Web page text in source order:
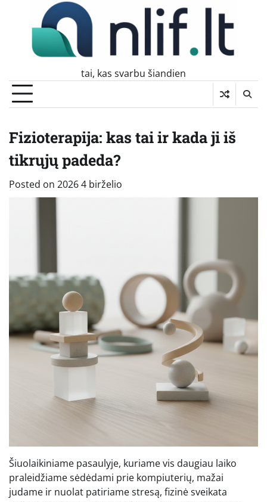
tai, kas svarbu šiandien
Fizioterapija: kas tai ir kada ji iš
tikrųjų padeda?
Posted on 2026 4 birželio
Šiuolaikiniame pasaulyje, kuriame vis daugiau laiko
praleidžiame sėdėdami prie kompiuterių, mažai
judame ir nuolat patiriame stresą, fizinė sveikata